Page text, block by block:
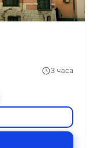
3 часа